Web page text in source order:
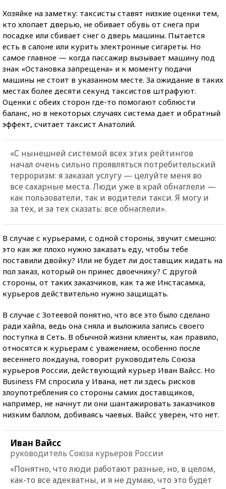
Хозяйке на заметку: таксисты ставят низкие оценки тем,
кто хлопает дверью, не обивает обувь от снега при
посадке или сбивает снег о дверь машины. Пытается
есть в салоне или курить электронные сигареты. Но
самое главное — когда пассажир вызывает машину под
знак «Остановка запрещена» и к моменту подачи
машины не стоит в указанном месте. За ожидание в таких
местах более десяти секунд таксистов штрафуют.
Оценки с обеих сторон где-то помогают соблюсти
баланс, но в некоторых случаях система дает и обратный
эффект, считает таксист Анатолий.
«С нынешней системой всех этих рейтингов
начал очень сильно проявляться потребительский
терроризм: я заказал услугу — целуйте меня во
все сахарные места. Люди уже в край обнаглели —
как пользователи, так и водители такси. Я могу и
за тех, и за тех сказать: все обнаглели».
В случае с курьерами, с одной стороны, звучит смешно:
это как же плохо нужно заказать еду, чтобы тебе
поставили двойку? Или не будет ли доставщик кидать на
пол заказ, который он принес двоечнику? С другой
стороны, от таких заказчиков, как та же Инстасамка,
курьеров действительно нужно защищать.
В случае с Зотеевой понятно, что все это было сделано
ради хайпа, ведь она сняла и выложила запись своего
поступка в Сеть. В обычной жизни клиенты, как правило,
относятся к курьерам с уважением, особенно после
весеннего локдауна, говорит руководитель Союза
курьеров России, действующий курьер Иван Вайсс. Но
Business FM спросила у Ивана, нет ли здесь рисков
злоупотребления со стороны самих доставщиков,
например, не начнут ли они шантажировать заказчиков
низким баллом, добиваясь чаевых. Вайсс уверен, что нет.
Иван Вайсс
руководитель Союза курьеров России
«Понятно, что люди работают разные, но, в целом,
как-то все адекватны, и я не думаю, что это будет